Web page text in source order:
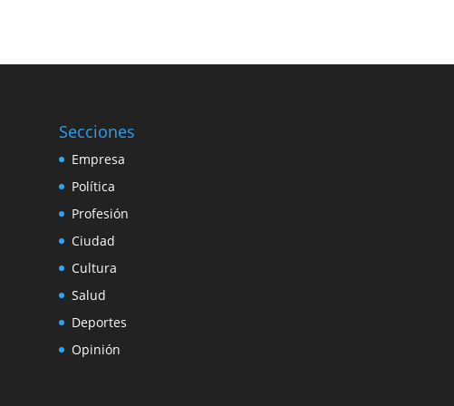
Secciones
Empresa
Política
Profesión
Ciudad
Cultura
Salud
Deportes
Opinión